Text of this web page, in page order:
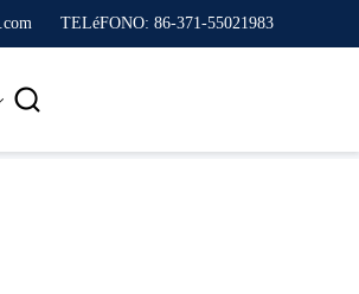
TELéFONO: 86-371-55021983
